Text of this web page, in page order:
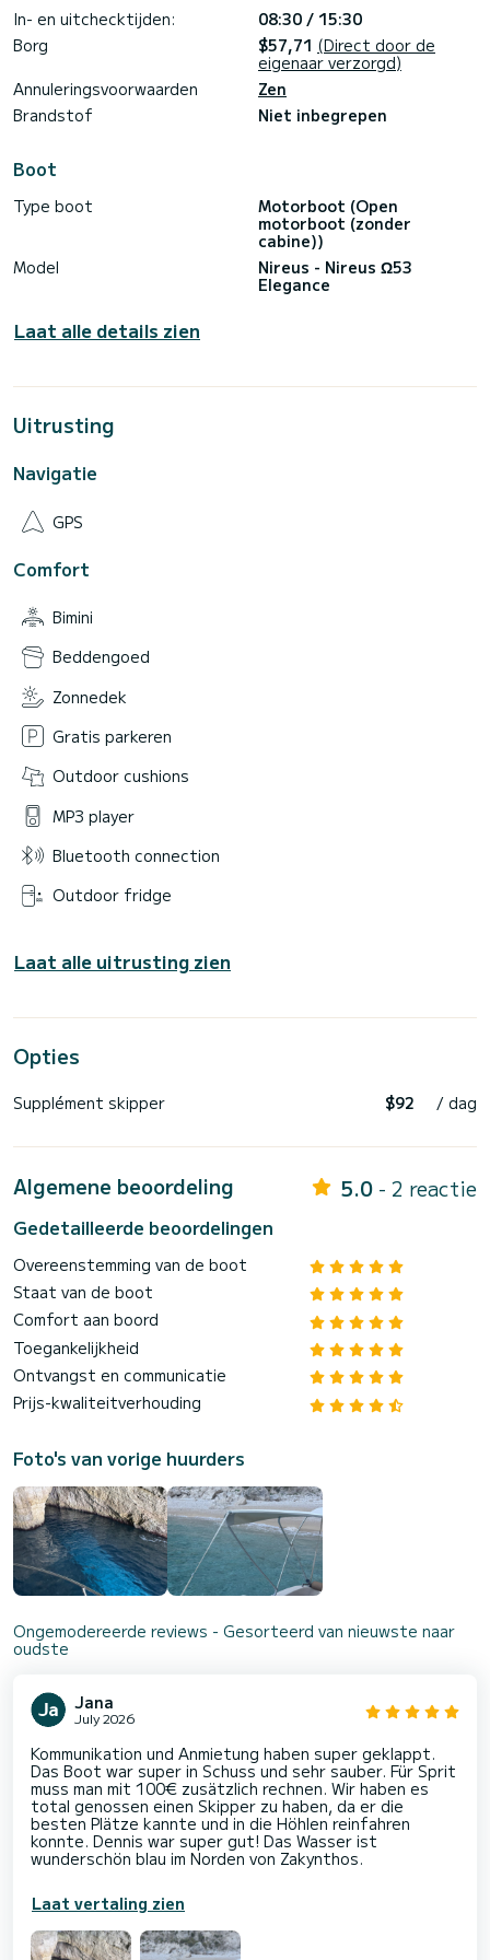
In- en uitchecktijden:
08:30 / 15:30
Borg
$57,71 (Direct door de
eigenaar verzorgd)
Annuleringsvoorwaarden
Zen
Brandstof
Niet inbegrepen
Boot
Type boot
Motorboot (Open
motorboot (zonder
cabine))
Model
Nireus - Nireus Ω53
Elegance
Laat alle details zien
Uitrusting
Navigatie
GPS
Comfort
Bimini
Beddengoed
Zonnedek
Gratis parkeren
Outdoor cushions
MP3 player
Bluetooth connection
Outdoor fridge
Laat alle uitrusting zien
Opties
Supplément skipper $92 / dag
Algemene beoordeling 5.0 - 2 reactie
Gedetailleerde beoordelingen
Overeenstemming van de boot
Staat van de boot
Comfort aan boord
Toegankelijkheid
Ontvangst en communicatie
Prijs-kwaliteitverhouding
Foto's van vorige huurders
Ongemodereerde reviews - Gesorteerd van nieuwste naar
oudste
Jana
July 2026
Kommunikation und Anmietung haben super geklappt.
Das Boot war super in Schuss und sehr sauber. Für Sprit
muss man mit 100€ zusätzlich rechnen. Wir haben es
total genossen einen Skipper zu haben, da er die
besten Plätze kannte und in die Höhlen reinfahren
konnte. Dennis war super gut! Das Wasser ist
wunderschön blau im Norden von Zakynthos.
Laat vertaling zien